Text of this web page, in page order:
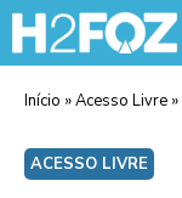
Início »Acesso Livre »
ACESSO LIVRE